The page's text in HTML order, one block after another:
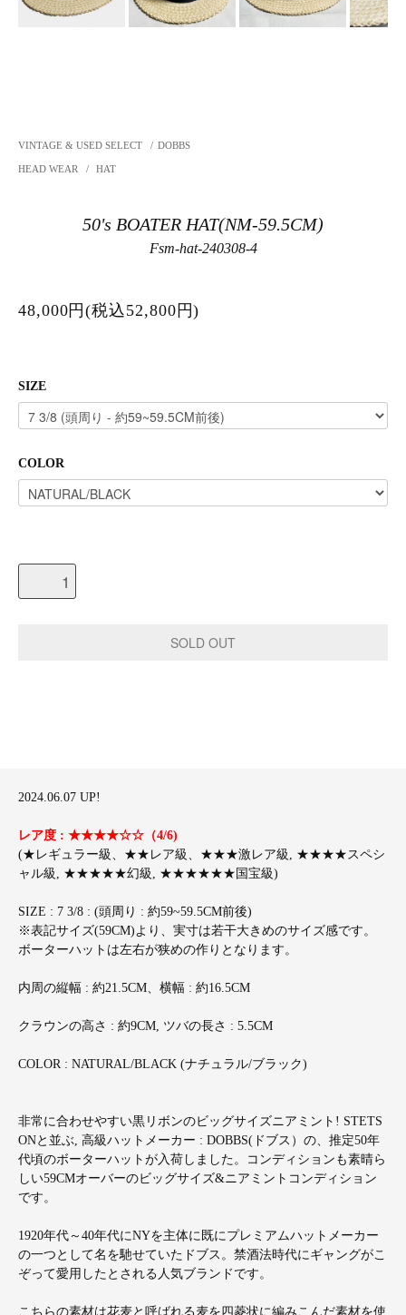
VINTAGE & USED SELECT / DOBBS
HEAD WEAR / HAT
50's BOATER HAT(NM-59.5CM)
Fsm-hat-240308-4
48,000円(税込52,800円)
SIZE
COLOR
2024.06.07 UP!
レア度 : ★★★★☆☆（4/6)
(★レギュラー級、★★レア級、★★★激レア級, ★★★★スペシ
ャル級, ★★★★★幻級, ★★★★★★国宝級)
SIZE : 7 3/8 : (頭周り : 約59~59.5CM前後)
※表記サイズ(59CM)より、実寸は若干大きめのサイズ感です。
ボーターハットは左右が狭めの作りとなります。
内周の縦幅 : 約21.5CM、横幅 : 約16.5CM
クラウンの高さ : 約9CM, ツバの長さ : 5.5CM
COLOR : NATURAL/BLACK (ナチュラル/ブラック)
非常に合わせやすい黒リボンのビッグサイズニアミント! STETS
ONと並ぶ, 高級ハットメーカー : DOBBS(ドブス）の、推定50年
代頃のボーターハットが入荷しました。コンディションも素晴ら
しい59CMオーバーのビッグサイズ&ニアミントコンディション
です。
1920年代～40年代にNYを主体に既にプレミアムハットメーカー
の一つとして名を馳せていたドブス。禁酒法時代にギャングがこ
ぞって愛用したとされる人気ブランドです。
こちらの素材は花麦と呼ばれる麦を四菱状に編みこんだ素材を使